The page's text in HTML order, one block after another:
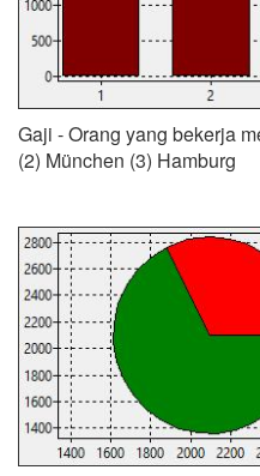
Gaji - Orang yang bekerja
(2) München (3) Hamburg